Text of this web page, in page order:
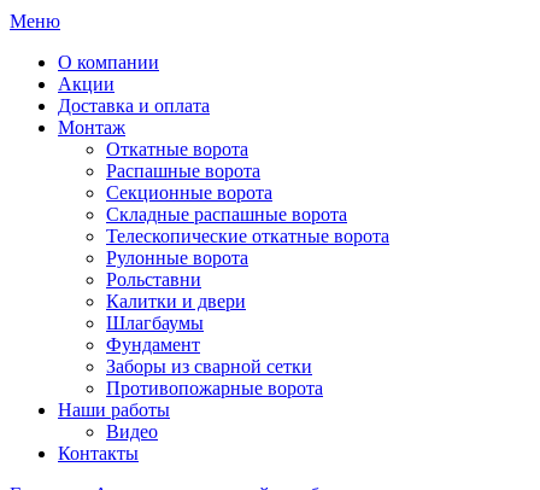
Меню
О компании
Акции
Доставка и оплата
Монтаж
Откатные ворота
Распашные ворота
Секционные ворота
Складные распашные ворота
Телескопические откатные ворота
Рулонные ворота
Рольставни
Калитки и двери
Шлагбаумы
Фундамент
Заборы из сварной сетки
Противопожарные ворота
Наши работы
Видео
Контакты